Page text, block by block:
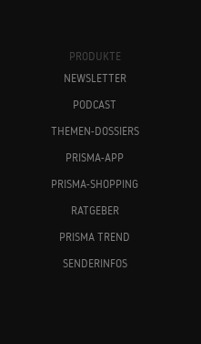
PRODUKTE
NEWSLETTER
PODCAST
THEMEN-DOSSIERS
PRISMA-APP
PRISMA-SHOPPING
RATGEBER
PRISMA TREND
SENDERINFOS